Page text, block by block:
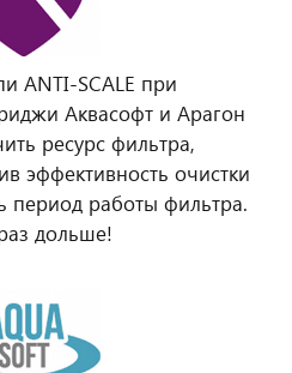
ANTI-SCALE при
Аквасофт и Арагон
ресурс фильтра,
эффективность очистки
период работы фильтра.
дольше!